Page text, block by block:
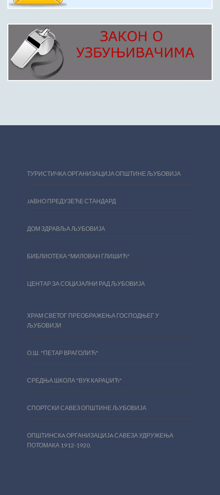
ТУРИСТИЧКА ОРГАНИЗАЦИЈА ОПШТИНЕ ЉУБОВИЈА
JAВНО ПРЕДУЗЕЋЕ СТАНДАРД
ДОМ ЗДРАВЉА ЉУБОВИЈА
БИБЛИОТЕКА "МИЛОВАН ГЛИШИЋ"
ЦЕНТАР ЗА СОЦИЈАЛНИ РАД ЉУБОВИЈА
ХРАМ СВЕТОГ ПРЕОБРАЖЕЊА ГОСПОДЊЕГ У
ЉУБОВИЈИ
О.Ш. "ПЕТАР ВРАГОЛИЋ"
СРЕДЊА ШКОЛА "ВУК КАРАЏИЋ"
СПОРТСКИ САВЕЗ ОПШТИНЕ ЉУБОВИЈА
ОПШТИНСКA ОРГАНИЗАЦИЈA САВЕЗА УДРУЖЕЊА
ПОТОМАКА 1912-1920.